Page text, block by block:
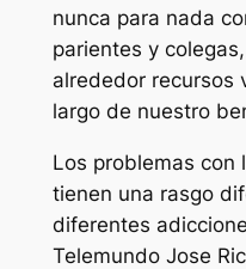
nunca para nada
parientes y
alrededor recursos
largo de nuestro
Los problemas con
tienen una rasgo
diferentes
Telemundo Jose